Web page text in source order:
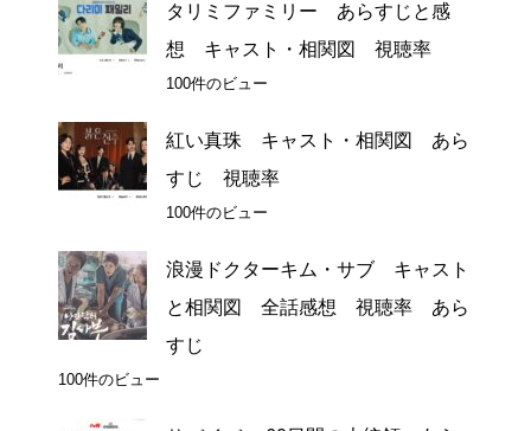
タリミファミリー あらすじと感
想 キャスト・相関図 視聴率
100件のビュー
紅い真珠 キャスト・相関図 あら
すじ 視聴率
100件のビュー
浪漫ドクターキム・サブ キャスト
と相関図 全話感想 視聴率 あら
すじ
100件のビュー